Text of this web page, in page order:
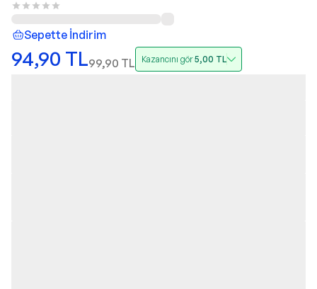
Sepette İndirim
94,90 TL99,90 TL Kazancını gör5,00 TL